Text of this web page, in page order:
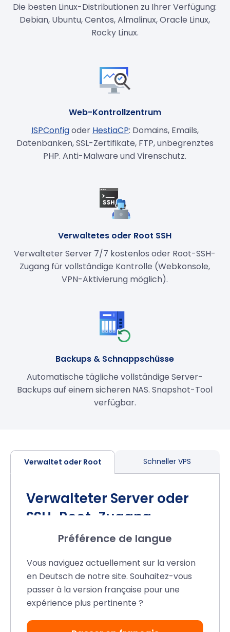
Die besten Linux-Distributionen zu Ihrer Verfügung:
Debian, Ubuntu, Centos, Almalinux, Oracle Linux,
Rocky Linux.
Web-Kontrollzentrum
ISPConfigoder HestiaCP: Domains, Emails,
Datenbanken, SSL-Zertifikate, FTP, unbegrenztes
PHP. Anti-Malware und Virenschutz.
Verwaltetes oder Root SSH
Verwalteter Server 7/7 kostenlos oder Root-SSH-
Zugang für vollständige Kontrolle (Webkonsole,
VPN-Aktivierung möglich).
Backups & Schnappschüsse
Automatische tägliche vollständige Server-
Backups auf einem sicheren NAS. Snapshot-Tool
verfügbar.
Verwaltet oder Root Schneller VPS
Verwalteter Server oder
SSH-Root-Zugang
Überlassen
Sie unseren Technikern die Wartung,
Aktualisierung und Konfiguration Ihres
VPS. Konzentrieren Sie sich auf Ihr
Projekt.
SSH-Root-Zugang:Übernehmen Sie die
Préférence de langue
Vous naviguez actuellement sur la version
en Deutsch de notre site. Souhaitez-vous
passer à la version française pour une
expérience plus pertinente ?